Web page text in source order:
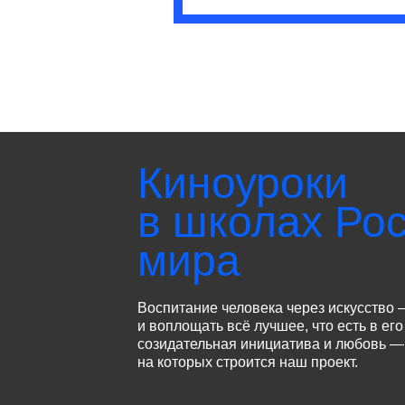
Киноуроки
в школах
мира
Воспитание человека через искусство
и воплощать всё лучшее, что есть в
созидательная инициатива и любовь —
на которых строится наш проект.